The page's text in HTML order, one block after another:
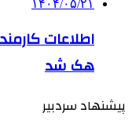
۱۴۰۴/۰۵/۲۱
اطلاعات
هک شد
پیشنهاد سردبیر